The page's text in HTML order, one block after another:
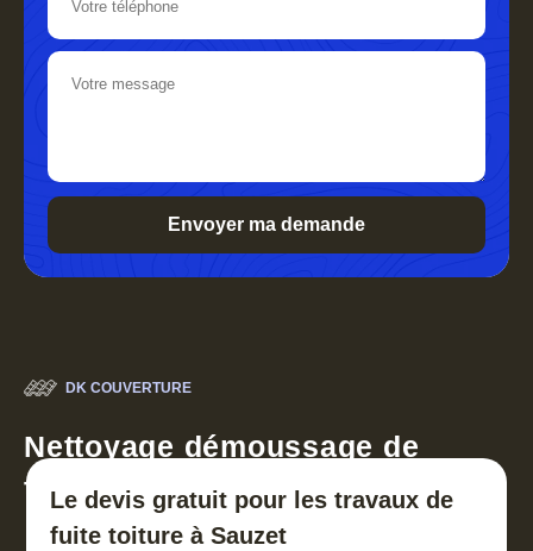
DK COUVERTURE
Nettoyage démoussage de
toiture 30
Le devis gratuit pour les travaux de
fuite toiture à Sauzet